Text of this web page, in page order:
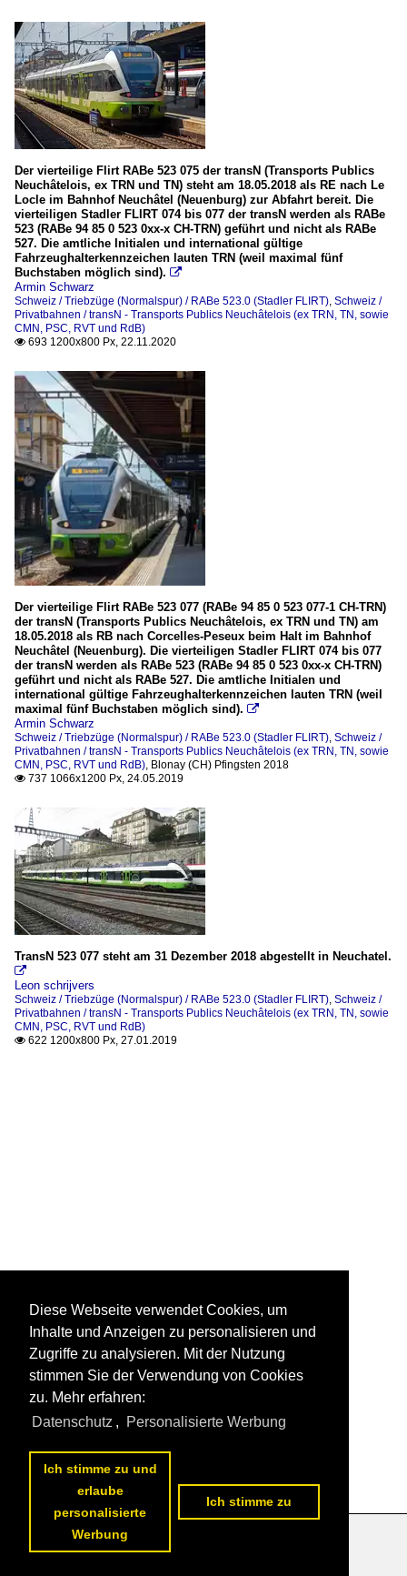
Der vierteilige Flirt RABe 523 075 der transN (Transports Publics
Neuchâtelois, ex TRN und TN) steht am 18.05.2018 als RE nach Le
Locle im Bahnhof Neuchâtel (Neuenburg) zur Abfahrt bereit. Die
vierteiligen Stadler FLIRT 074 bis 077 der transN werden als RABe
523 (RABe 94 85 0 523 0xx-x CH-TRN) geführt und nicht als RABe
527. Die amtliche Initialen und international gültige
Fahrzeughalterkennzeichen lauten TRN (weil maximal fünf
Buchstaben möglich sind). 
Armin Schwarz
Schweiz / Triebzüge (Normalspur) / RABe 523.0 (Stadler FLIRT), Schweiz /
Privatbahnen / transN - Transports Publics Neuchâtelois (ex TRN, TN, sowie
CMN, PSC, RVT und RdB)
 693 1200x800 Px, 22.11.2020
Der vierteilige Flirt RABe 523 077 (RABe 94 85 0 523 077-1 CH-TRN)
der transN (Transports Publics Neuchâtelois, ex TRN und TN) am
18.05.2018 als RB nach Corcelles-Peseux beim Halt im Bahnhof
Neuchâtel (Neuenburg). Die vierteiligen Stadler FLIRT 074 bis 077
der transN werden als RABe 523 (RABe 94 85 0 523 0xx-x CH-TRN)
geführt und nicht als RABe 527. Die amtliche Initialen und
international gültige Fahrzeughalterkennzeichen lauten TRN (weil
maximal fünf Buchstaben möglich sind). 
Armin Schwarz
Schweiz / Triebzüge (Normalspur) / RABe 523.0 (Stadler FLIRT) Schweiz /
Privatbahnen / transN - Transports Publics Neuchâtelois (ex TRN, TN, sowie
CMN, PSC, RVT und RdB) Blonay (CH) Pfingsten 2018
 737 1066x1200 Px, 24.05.2019
TransN 523 077 steht am 31 Dezember 2018 abgestellt in Neuchatel.

Leon schrijvers
Schweiz / Triebzüge (Normalspur) / RABe 523.0 (Stadler FLIRT) Schweiz /
Privatbahnen / transN - Transports Publics Neuchâtelois (ex TRN, TN, sowie
CMN, PSC, RVT und RdB)
 622 1200x800 Px, 27.01.2019
Diese Webseite verwendet Cookies, um
Inhalte und Anzeigen zu personalisieren und
Zugriffe zu analysieren. Mit der Nutzung
stimmen Sie der Verwendung von Cookies
zu. Mehr erfahren:
Datenschutz , Personalisierte Werbung
Ich stimme zu und
erlaube
personalisierte
Werbung
Ich stimme zu